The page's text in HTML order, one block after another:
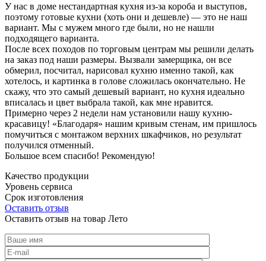
У нас в доме нестандартная кухня из-за короба и выступов,
поэтому готовые кухни (хоть они и дешевле) — это не наш
вариант. Мы с мужем много где были, но не нашли
подходящего варианта.
После всех походов по торговым центрам мы решили делать
на заказ под наши размеры. Вызвали замерщика, он все
обмерил, посчитал, нарисовал кухню именно такой, как
хотелось, и картинка в голове сложилась окончательно. Не
скажу, что это самый дешевый вариант, но кухня идеально
вписалась и цвет выбрала такой, как мне нравится.
Примерно через 2 недели нам установили нашу кухню-
красавицу! «Благодаря» нашим кривым стенам, им пришлось
помучиться с монтажом верхних шкафчиков, но результат
получился отменный.
Большое всем спасибо! Рекомендую!
Качество продукции
Уровень сервиса
Срок изготовления
Оставить отзыв
Оставить отзыв на товар Лето